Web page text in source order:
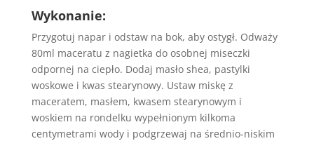
Wykonanie:
Przygotuj napar i odstaw na bok, aby ostygł. Odważy
80ml maceratu z nagietka do osobnej miseczki
odpornej na ciepło. Dodaj masło shea, pastylki
woskowe i kwas stearynowy. Ustaw miskę z
maceratem, masłem, kwasem stearynowym i
woskiem na rondelku wypełnionym kilkoma
centymetrami wody i podgrzewaj na średnio-niskim